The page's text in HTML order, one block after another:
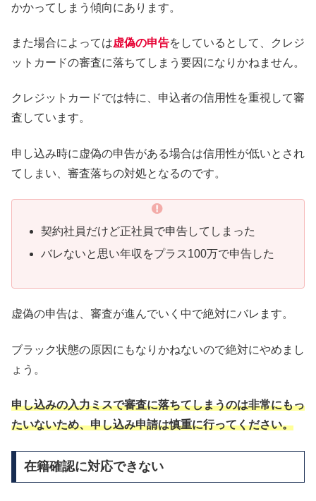
かかってしまう傾向にあります。
また場合によっては虚偽の申告をしているとして、クレジ
ットカードの審査に落ちてしまう要因になりかねません。
クレジットカードでは特に、申込者の信用性を重視して審
査しています。
申し込み時に虚偽の申告がある場合は信用性が低いとされ
てしまい、審査落ちの対処となるのです。
契約社員だけど正社員で申告してしまった
バレないと思い年収をプラス100万で申告した
虚偽の申告は、審査が進んでいく中で絶対にバレます。
ブラック状態の原因にもなりかねないので絶対にやめまし
ょう。
申し込みの入力ミスで審査に落ちてしまうのは非常にもっ
たいないため、申し込み申請は慎重に行ってください。
在籍確認に対応できない